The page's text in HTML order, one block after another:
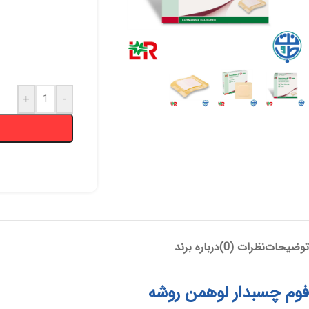
پانسمان آلژینات آنتی باکتریال هیدروژل
-
+
توضیحاتنظرات (0) درباره برند
فوم چسبدار لوهمن روشه